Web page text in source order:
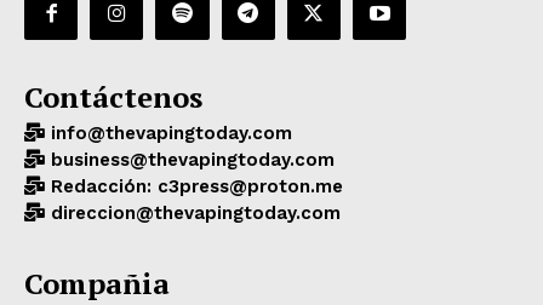
Contáctenos
info@thevapingtoday.com
business@thevapingtoday.com
Redacción: c3press@proton.me
direccion@thevapingtoday.com
Compañia